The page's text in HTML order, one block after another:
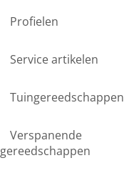
Profielen
Service artikelen
Tuingereedschappen
Verspanende
gereedschappen